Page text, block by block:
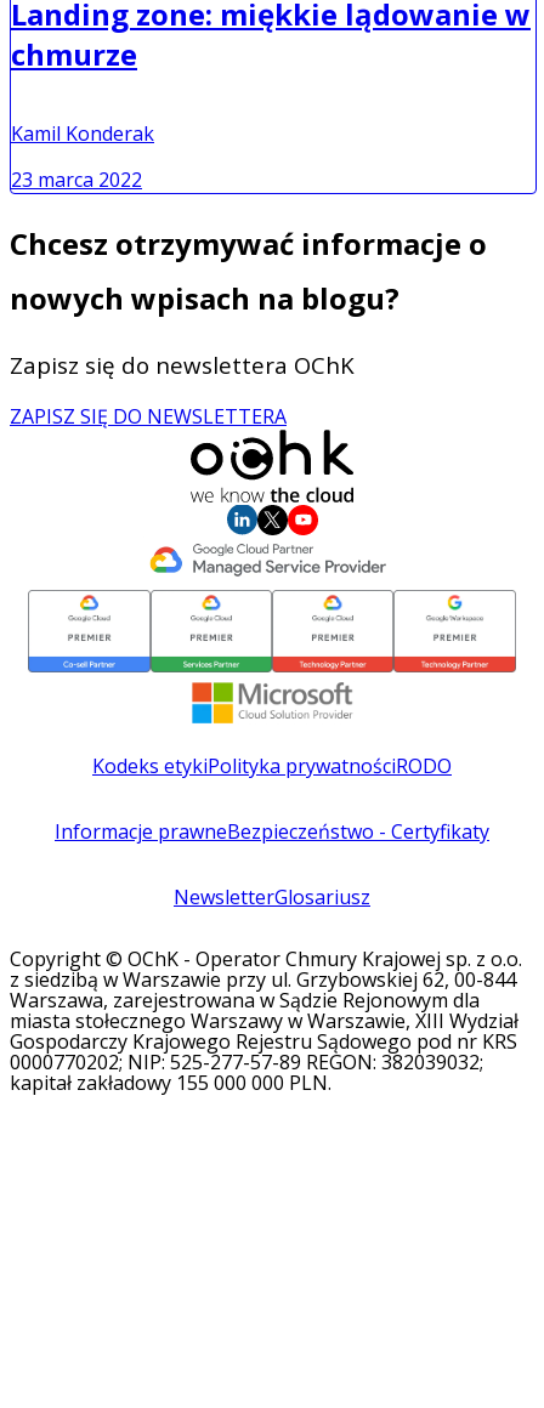
Landing zone: miękkie lądowanie w
chmurze
Kamil Konderak
23 marca 2022
Chcesz otrzymywać informacje o
nowych wpisach na blogu?
Zapisz się do newslettera OChK
ZAPISZ SIĘ DO NEWSLETTERA
Kodeks etykiPolityka prywatnościRODO
Informacje prawneBezpieczeństwo - Certyfikaty
NewsletterGlosariusz
Copyright © OChK - Operator Chmury Krajowej sp. z o.o.
z siedzibą w Warszawie przy ul. Grzybowskiej 62, 00-844
Warszawa, zarejestrowana w Sądzie Rejonowym dla
miasta stołecznego Warszawy w Warszawie, XIII Wydział
Gospodarczy Krajowego Rejestru Sądowego pod nr KRS
0000770202; NIP: 525-277-57-89 REGON: 382039032;
kapitał zakładowy 155 000 000 PLN.